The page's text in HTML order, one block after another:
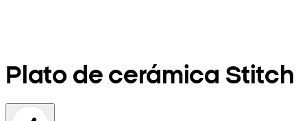
Plato de cerámica Stitch